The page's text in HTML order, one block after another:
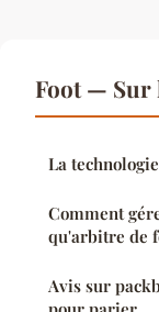
Foot — Sur
La
Comment
qu'arbitre de
Avis sur